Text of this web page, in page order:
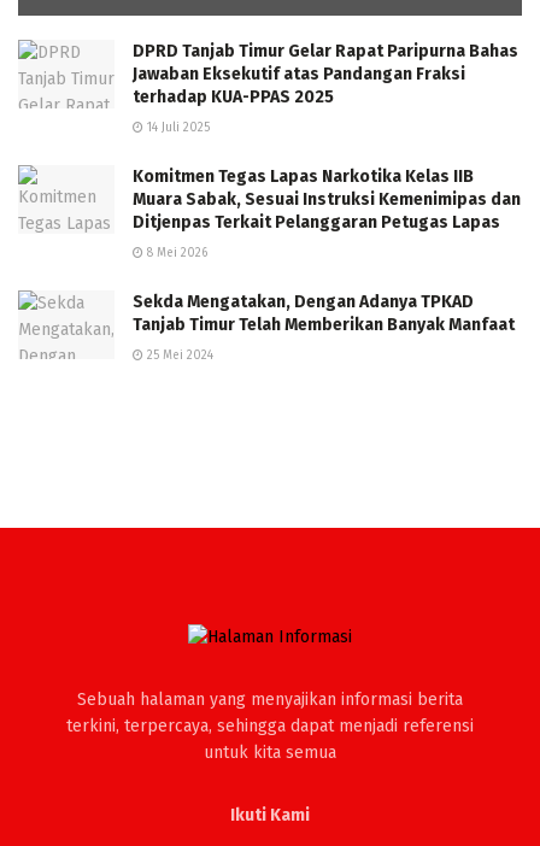
DPRD Tanjab Timur Gelar Rapat Paripurna Bahas
Jawaban Eksekutif atas Pandangan Fraksi
terhadap KUA-PPAS 2025
14 Juli 2025
Komitmen Tegas Lapas Narkotika Kelas IIB
Muara Sabak, Sesuai Instruksi Kemenimipas dan
Ditjenpas Terkait Pelanggaran Petugas Lapas
8 Mei 2026
Sekda Mengatakan, Dengan Adanya TPKAD
Tanjab Timur Telah Memberikan Banyak Manfaat
25 Mei 2024
Sebuah halaman yang menyajikan informasi berita
terkini, terpercaya, sehingga dapat menjadi referensi
untuk kita semua
Ikuti Kami